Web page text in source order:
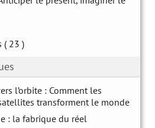
( 23 )
l’orbite : Comment les
transforment le monde
: la fabrique du réel